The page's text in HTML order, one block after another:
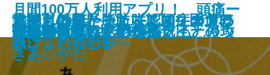
北関東の異界 エスニック国道35
4号線―絶品メシとリアル日本―
リベラリズムへの不満
ギフトライフ
すみれの花、また咲く頃―タカラ
ジェンヌのセカンドキャリア―
少年タイムカプセル
別れの色彩
母の味、だいたい伝授
きらきらし
欧州戦争としてのウクライナ侵攻
野火の夜
書籍
あなたはここにいなくとも
僕の女を探しているんだ
月間100万人利用アプリ！ 頭痛ー
るが贈る しんどい低気圧とのつ
きあいかた
信用
ルポ 筋肉と脂肪 アスリートに
訊け
TRY48
おやじはニーチェ―認知症の父と
過ごした436日―
貴族とは何か―ノブレス・オブリ
ージュの光と影―
荒地の家族
審議官―隠蔽捜査9.5―